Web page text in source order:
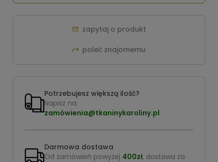
zapytaj o produkt
poleć znajomemu
Potrzebujesz większą ilość?
Napisz na:
zamówienia@tkaninykaroliny.pl
Darmowa dostawa
Od zamówień powyżej 400zł, dostawa za